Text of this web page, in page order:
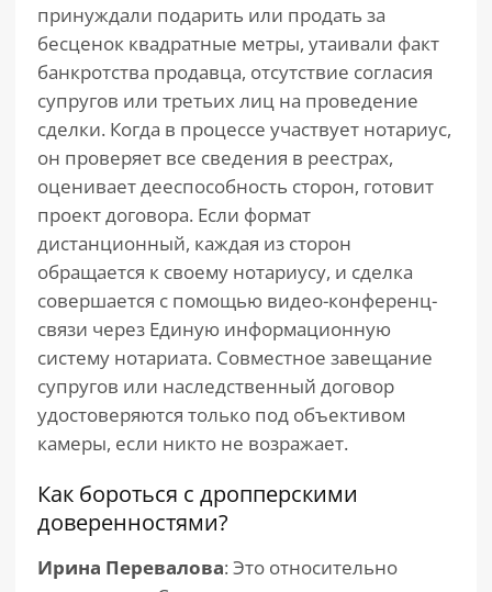
принуждали подарить или продать за
бесценок квадратные метры, утаивали факт
банкротства продавца, отсутствие согласия
супругов или третьих лиц на проведение
сделки. Когда в процессе участвует нотариус,
он проверяет все сведения в реестрах,
оценивает дееспособность сторон, готовит
проект договора. Если формат
дистанционный, каждая из сторон
обращается к своему нотариусу, и сделка
совершается с помощью видео-конференц-
связи через Единую информационную
систему нотариата. Совместное завещание
супругов или наследственный договор
удостоверяются только под объективом
камеры, если никто не возражает.
Как бороться с дропперскими
доверенностями?
Ирина Перевалова: Это относительно